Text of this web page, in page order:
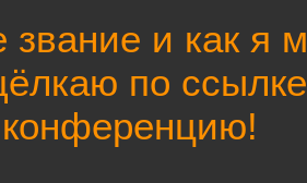
звание и как я
по